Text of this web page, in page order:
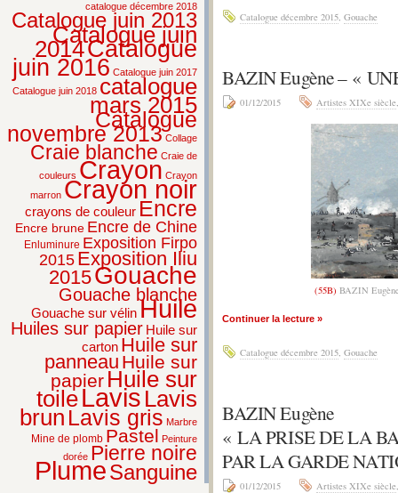
catalogue décembre 2018
Catalogue juin 2013
Catalogue juin
2014Catalogue
juin 2016 Catalogue juin 2017
Catalogue juin 2018 catalogue
mars 2015
Catalogue
novembre 2013 Collage
Craie blanche Craie de
couleurs Crayon Crayon
marron Crayon noir
crayons de couleur Encre
Encre brune Encre de Chine
Enluminure Exposition Firpo
2015 Exposition Iliu
2015Gouache
Gouache blanche
Gouache sur vélinHuile
Huiles sur papier Huile sur
carton Huile sur
panneau Huile sur
papier Huile sur
toileLavis Lavis
brun Lavis gris Marbre
Mine de plomb Pastel Peinture
dorée Pierre noire
PlumeSanguine
Catalogue décembre 2015, Gouache
BAZIN Eugène – «
01/12/2015 Artistes XIXe siècle
(55B) BAZIN
Continuer la lecture »
Catalogue décembre 2015, Gouache
BAZIN Eugène
« LA PRISE DE LA
PAR LA GARDE
01/12/2015 Artistes XIXe siècle